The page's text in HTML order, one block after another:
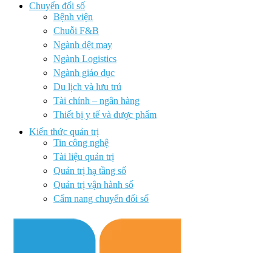
Chuyển đổi số
Bệnh viện
Chuỗi F&B
Ngành dệt may
Ngành Logistics
Ngành giáo dục
Du lịch và lưu trú
Tài chính – ngân hàng
Thiết bị y tế và dược phẩm
Kiến thức quản trị
Tin công nghệ
Tài liệu quản trị
Quản trị hạ tầng số
Quản trị vận hành số
Cẩm nang chuyển đổi số